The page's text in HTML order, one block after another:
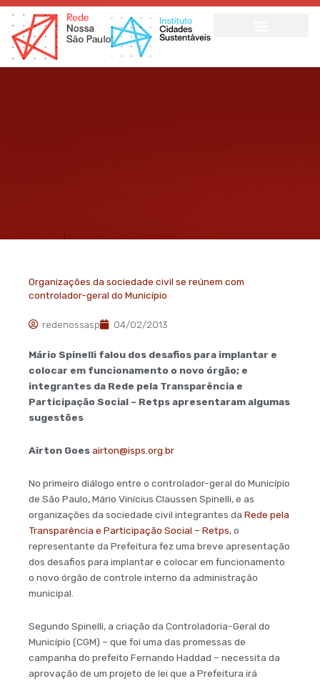
Ir
para
conteúdo
Organizações da sociedade civil se reúnem com
controlador-geral do Município
redenossasp 04/02/2013
Mário Spinelli falou dos desafios para implantar e
colocar em funcionamento o novo órgão; e
integrantes da Rede pela Transparência e
Participação Social – Retps apresentaram algumas
sugestões
Airton Goesairton@isps.org.br
No primeiro diálogo entre o controlador-geral do Município
de São Paulo, Mário Vinícius Claussen Spinelli, e as
organizações da sociedade civil integrantes da Rede pela
Transparência e Participação Social – Retps, o
representante da Prefeitura fez uma breve apresentação
dos desafios para implantar e colocar em funcionamento
o novo órgão de controle interno da administração
municipal.
Segundo Spinelli, a criação da Controladoria-Geral do
Município (CGM) – que foi uma das promessas de
campanha do prefeito Fernando Haddad – necessita da
aprovação de um projeto de lei que a Prefeitura irá